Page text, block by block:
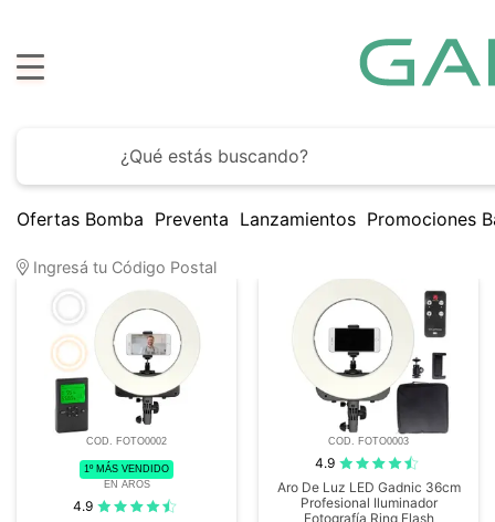
Ofertas Bomba Preventa Lanzamientos Promociones
Ingresá tu Código Postal
8
COD. FOTO0002
1º MÁS VENDIDO
EN AROS
4.9
COD. FOTO0003
4.9
Aro De Luz LED Gadnic 36cm
Profesional Iluminador
Fotografía Ring Flash